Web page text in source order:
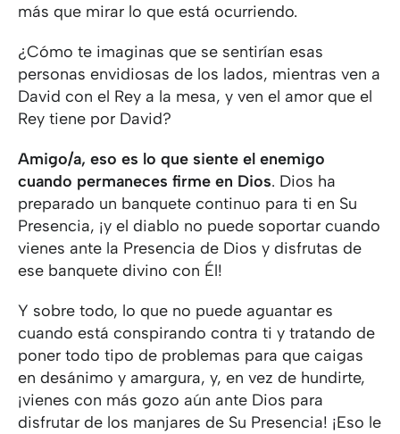
más que mirar lo que está ocurriendo.
¿Cómo te imaginas que se sentirían esas
personas envidiosas de los lados, mientras ven a
David con el Rey a la mesa, y ven el amor que el
Rey tiene por David?
Amigo/a, eso es lo que siente el enemigo
cuando permaneces firme en Dios. Dios ha
preparado un banquete continuo para ti en Su
Presencia, ¡y el diablo no puede soportar cuando
vienes ante la Presencia de Dios y disfrutas de
ese banquete divino con Él!
Y sobre todo, lo que no puede aguantar es
cuando está conspirando contra ti y tratando de
poner todo tipo de problemas para que caigas
en desánimo y amargura, y, en vez de hundirte,
¡vienes con más gozo aún ante Dios para
disfrutar de los manjares de Su Presencia! ¡Eso le